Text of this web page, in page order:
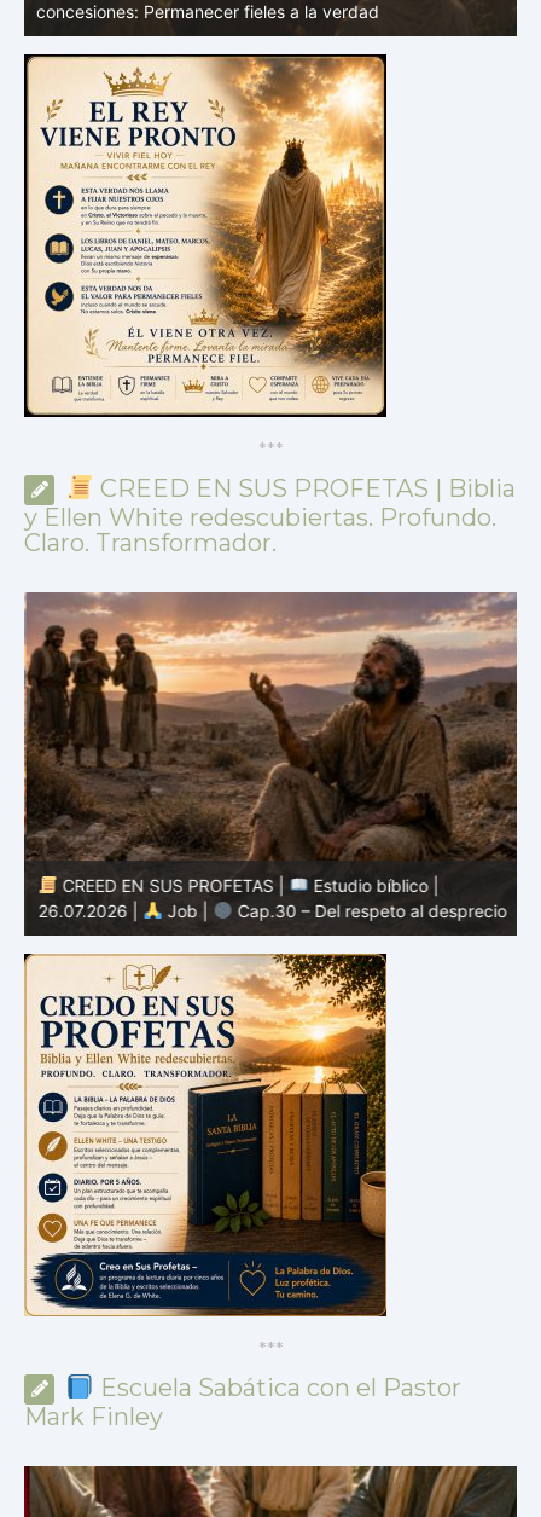
concesiones: Permanecer fieles a la verdad
***
CREED EN SUS PROFETAS | Biblia
y Ellen White redescubiertas. Profundo.
Claro. Transformador.
CREED EN SUS PROFETAS |
Estudio bíblico |
26.07.2026 |
Job | Cap.30 – Del respeto al desprecio
***
Escuela Sabática con el Pastor
Mark Finley